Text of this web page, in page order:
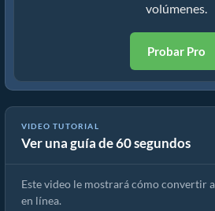
volúmenes.
Probar Pro
VIDEO TUTORIAL
Ver una guía de 60 segundos
Cómo Convertir MP4 a ZIP En Línea
Este video le mostrará cómo convertir
en línea.